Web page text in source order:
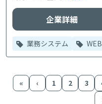
企業詳細
業務システム
« ‹ 1 2 3